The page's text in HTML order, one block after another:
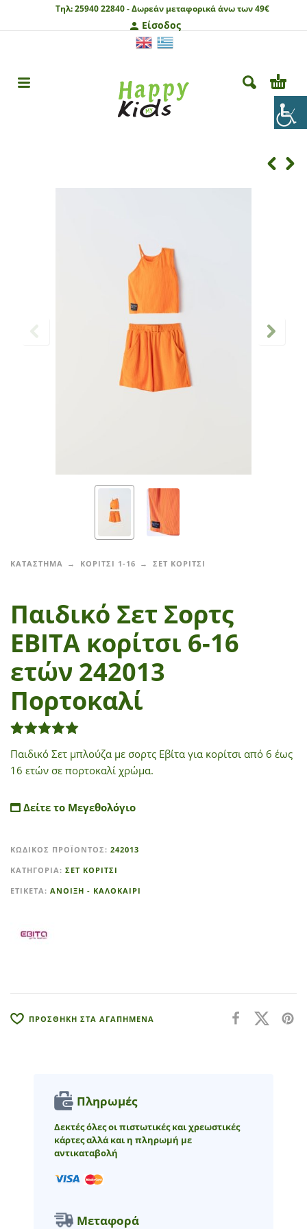
Τηλ:25940 22840 -Δωρεάν μεταφορικά άνω των 49€
Είσοδος
ΚΑΤΑΣΤΗΜΑ ΚΟΡΙΤΣΙ 1-16 ΣΕΤ ΚΟΡΙΤΣΙ
Παιδικό Σετ Σορτς
ΕΒΙΤΑ κορίτσι 6-16
ετών 242013
Πορτοκαλί
1
Παιδικό Σετ μπλούζα με σορτς Εβίτα για κορίτσι από 6 έως
16 ετών σε πορτοκαλί χρώμα.
Δείτε το Μεγεθολόγιο
l
t
e
:
ΚΩΔΙΚΌΣ ΠΡΟΪΌΝΤΟΣ: 242013
ΚΑΤΗΓΟΡΊΑ: ΣΕΤ ΚΟΡΙΤΣΙ
ΕΤΙΚΈΤΑ: ΑΝΟΙΞΗ - ΚΑΛΟΚΑΙΡΙ
ΠΡΟΣΘΗΚΗ ΣΤΑ ΑΓΑΠΗΜΕΝΑ
Πληρωμές
Δεκτές όλες οι πιστωτικές και χρεωστικές
κάρτες αλλά και η πληρωμή με
αντικαταβολή
Μεταφορά